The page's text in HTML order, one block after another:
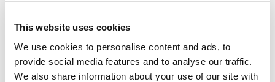
This website uses cookies
We use cookies to personalise content and ads, to
provide social media features and to analyse our traffic.
We also share information about your use of our site with